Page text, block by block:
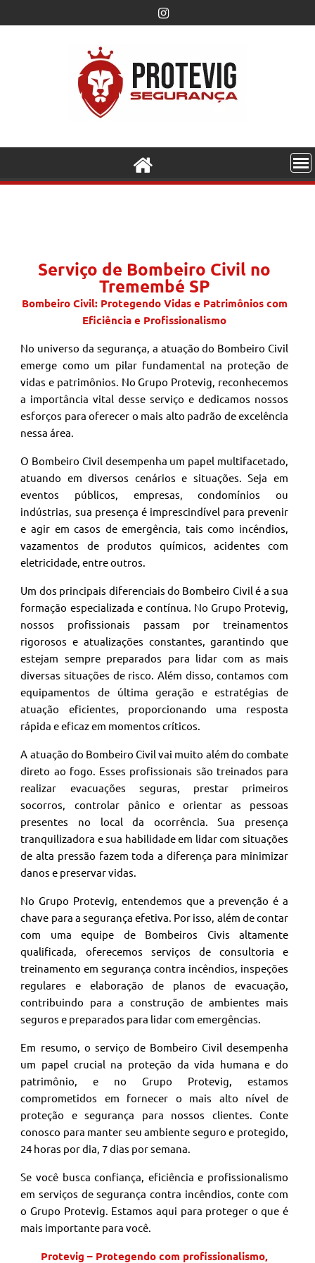
Serviço de Bombeiro Civil no
Tremembé SP
Bombeiro Civil: Protegendo Vidas e Patrimônios com
Eficiência e Profissionalismo
No universo da segurança, a atuação do Bombeiro Civil
emerge como um pilar fundamental na proteção de
vidas e patrimônios. No Grupo Protevig, reconhecemos
a importância vital desse serviço e dedicamos nossos
esforços para oferecer o mais alto padrão de excelência
nessa área.
O Bombeiro Civil desempenha um papel multifacetado,
atuando em diversos cenários e situações. Seja em
eventos públicos, empresas, condomínios ou
indústrias, sua presença é imprescindível para prevenir
e agir em casos de emergência, tais como incêndios,
vazamentos de produtos químicos, acidentes com
eletricidade, entre outros.
Um dos principais diferenciais do Bombeiro Civil é a sua
formação especializada e contínua. No Grupo Protevig,
nossos profissionais passam por treinamentos
rigorosos e atualizações constantes, garantindo que
estejam sempre preparados para lidar com as mais
diversas situações de risco. Além disso, contamos com
equipamentos de última geração e estratégias de
atuação eficientes, proporcionando uma resposta
rápida e eficaz em momentos críticos.
A atuação do Bombeiro Civil vai muito além do combate
direto ao fogo. Esses profissionais são treinados para
realizar evacuações seguras, prestar primeiros
socorros, controlar pânico e orientar as pessoas
presentes no local da ocorrência. Sua presença
tranquilizadora e sua habilidade em lidar com situações
de alta pressão fazem toda a diferença para minimizar
danos e preservar vidas.
No Grupo Protevig, entendemos que a prevenção é a
chave para a segurança efetiva. Por isso, além de contar
com uma equipe de Bombeiros Civis altamente
qualificada, oferecemos serviços de consultoria e
treinamento em segurança contra incêndios, inspeções
regulares e elaboração de planos de evacuação,
contribuindo para a construção de ambientes mais
seguros e preparados para lidar com emergências.
Em resumo, o serviço de Bombeiro Civil desempenha
um papel crucial na proteção da vida humana e do
patrimônio, e no Grupo Protevig, estamos
comprometidos em fornecer o mais alto nível de
proteção e segurança para nossos clientes. Conte
conosco para manter seu ambiente seguro e protegido,
24 horas por dia, 7 dias por semana.
Se você busca confiança, eficiência e profissionalismo
em serviços de segurança contra incêndios, conte com
o Grupo Protevig. Estamos aqui para proteger o que é
mais importante para você.
Protevig – Protegendo com profissionalismo,